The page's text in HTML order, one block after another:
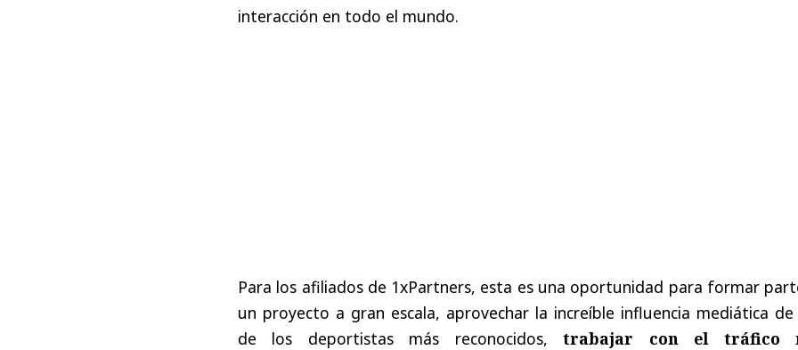
interacción en todo el mundo.
Para los afiliados de 1xPartners, esta es una oportunidad para formar
un proyecto a gran escala, aprovechar la increíble influencia mediática de
de
los deportistas más reconocidos,trabajar con el tráfico